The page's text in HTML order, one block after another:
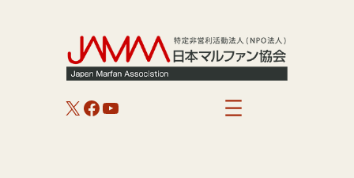
X Facebook
YouTube